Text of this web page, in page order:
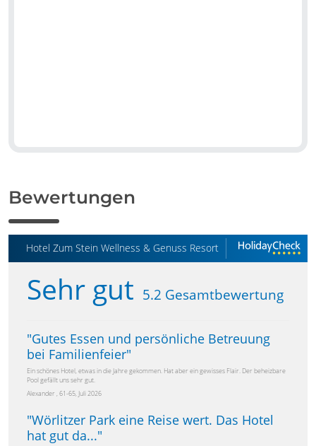
Bewertungen
Hotel Zum Stein Wellness & Genuss Resort
Sehr gut 5.2 Gesamtbewertung
"Gutes Essen und persönliche Betreuung
bei Familienfeier"
Ein schönes Hotel, etwas in die Jahre gekommen. Hat aber ein gewisses Flair. Der beheizbare
Pool gefällt uns sehr gut.
Alexander , 61-65, Juli 2026
"Wörlitzer Park eine Reise wert. Das Hotel
hat gut da..."